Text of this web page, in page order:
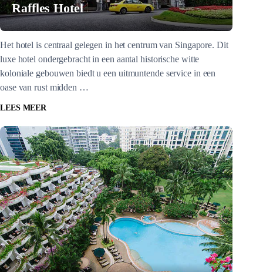
Raffles Hotel
Het hotel is centraal gelegen in het centrum van Singapore. Dit
luxe hotel ondergebracht in een aantal historische witte
koloniale gebouwen biedt u een uitmuntende service in een
oase van rust midden …
LEES MEER